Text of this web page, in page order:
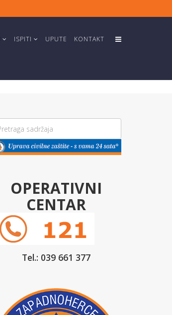
ISPITI UPUTE KONTAKT
OPERATIVNI
CENTAR
Tel.: 039 661 377